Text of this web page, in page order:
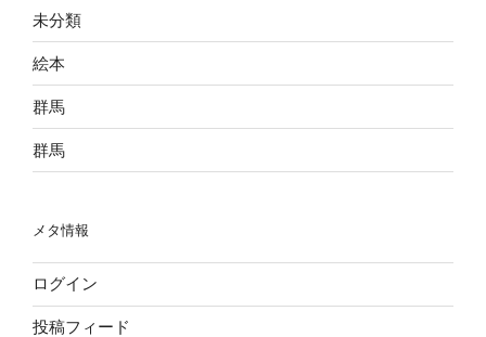
未分類
絵本
群馬
群馬
メタ情報
ログイン
投稿フィード